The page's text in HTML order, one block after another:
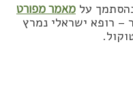
על מאמר מפורט
– רופא ישראלי נמרץ